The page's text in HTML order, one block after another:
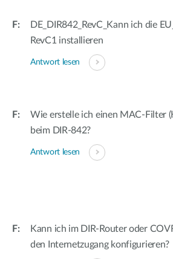
DE_DIR842_RevC_Kann ich die
RevC1 installieren
Antwort lesen
Wie erstelle ich einen MAC-Filter
beim DIR-842?
Antwort lesen
Kann ich im DIR-Router oder
den Internetzugang konfigurieren?